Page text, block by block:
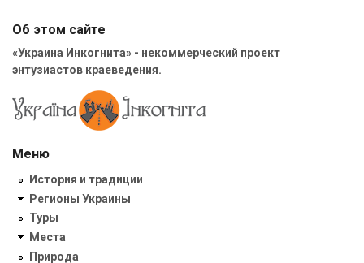
Об этом сайте
«Украина Инкогнита» - некоммерческий проект
энтузиастов краеведения.
Меню
История и традиции
Регионы Украины
Туры
Места
Природа